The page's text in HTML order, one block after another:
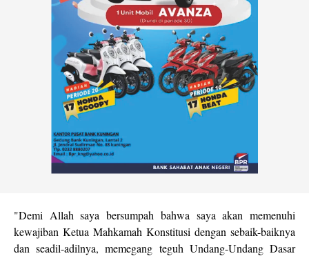
"Demi Allah saya bersumpah bahwa saya akan memenuhi
kewajiban Ketua Mahkamah Konstitusi dengan sebaik-baiknya
dan seadil-adilnya, memegang teguh Undang-Undang Dasar